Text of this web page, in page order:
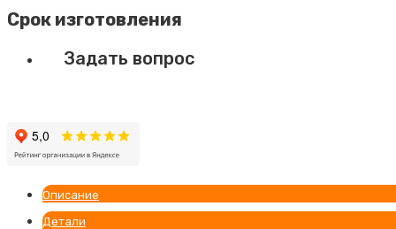
Срок изготовления
Задать вопрос
Описание
Детали